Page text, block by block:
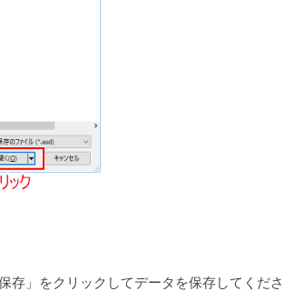
」をクリックしてデータを保存してくださ